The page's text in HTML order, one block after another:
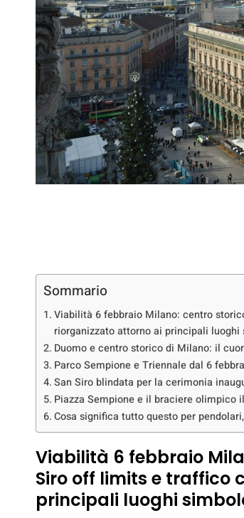
Sommario
Viabilità 6 febbraio Milano: centro
riorganizzato attorno ai principali luoghi
Duomo e centro storico di Milano: il
Parco Sempione e Triennale dal 6
San Siro blindata per la cerimonia
Piazza Sempione e il braciere olimpico
Cosa significa tutto questo per
Viabilità 6 febbraio
Siro off limits e traffico
principali luoghi